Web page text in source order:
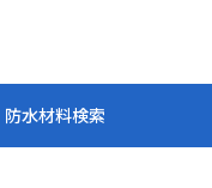
防水材料検索